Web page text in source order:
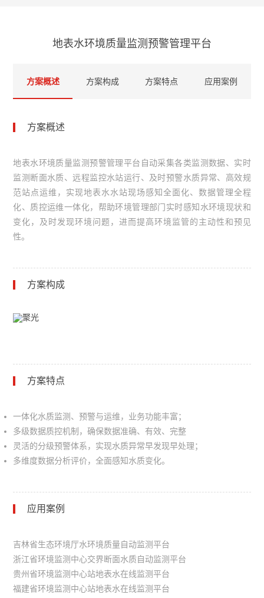
地表水环境质量监测预警管理平台
方案概述 方案构成 方案特点 应用案例
方案概述
地表水环境质量监测预警管理平台自动采集各类监测数据、实时
监测断面水质、远程监控水站运行、及时预警水质异常、高效规
范站点运维，实现地表水水站现场感知全面化、数据管理全程
化、质控运维一体化，帮助环境管理部门实时感知水环境现状和
变化，及时发现环境问题，进而提高环境监管的主动性和预见
性。
方案构成
方案特点
一体化水质监测、预警与运维，业务功能丰富；
多级数据质控机制，确保数据准确、有效、完整
灵活的分级预警体系，实现水质异常早发现早处理；
多维度数据分析评价，全面感知水质变化。
应用案例
吉林省生态环境厅水环境质量自动监测平台
浙江省环境监测中心交界断面水质自动监测平台
贵州省环境监测中心站地表水在线监测平台
福建省环境监测中心站地表水在线监测平台